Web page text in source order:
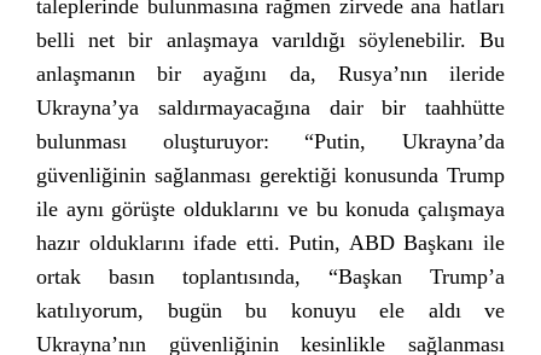
taleplerinde bulunmasına rağmen zirvede ana hatları
belli net bir anlaşmaya varıldığı söylenebilir. Bu
anlaşmanın bir ayağını da, Rusya’nın ileride
Ukrayna’ya saldırmayacağına dair bir taahhütte
bulunması oluşturuyor: “Putin, Ukrayna’da
güvenliğinin sağlanması gerektiği konusunda Trump
ile aynı görüşte olduklarını ve bu konuda çalışmaya
hazır olduklarını ifade etti. Putin, ABD Başkanı ile
ortak basın toplantısında, “Başkan Trump’a
katılıyorum, bugün bu konuyu ele aldı ve
Ukrayna’nın güvenliğinin kesinlikle sağlanması